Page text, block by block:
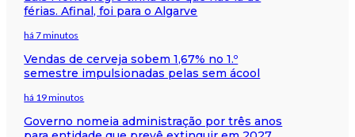
férias. Afinal, foi para o Algarve
há 7 minutos
Vendas de cerveja sobem 1,67% no 1.º
semestre impulsionadas pelas sem ácool
há 19 minutos
Governo nomeia administração por três anos